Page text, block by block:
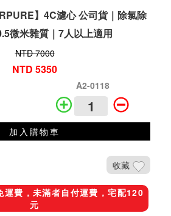
】4C濾心 公司貨｜除氯除
微米雜質｜7人以上適用
NTD 7000
NTD 5350
A2-0118
加入購物車
收藏
運費，未滿者自付運費，宅配120
元